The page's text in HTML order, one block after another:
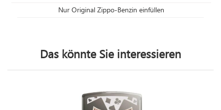
Nur Original Zippo-Benzin einfüllen
Das könnte Sie interessieren